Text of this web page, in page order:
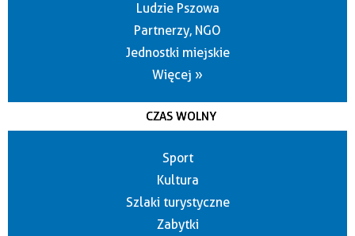
Ludzie Pszowa
Partnerzy, NGO
Jednostki miejskie
Więcej »
CZAS WOLNY
Sport
Kultura
Szlaki turystyczne
Zabytki